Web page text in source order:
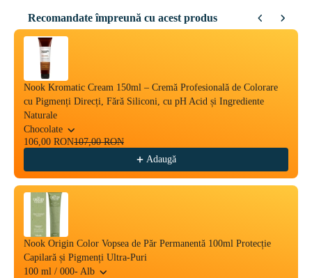
Recomandate împreună cu acest produs
Use the Previous and Next buttons to navigate through product
Nook Kromatic Cream 150ml – Cremă Profesională de Colorare
cu Pigmenți Direcți, Fără Siliconi, cu pH Acid și Ingrediente
Naturale
Chocolate
106,00 RON107,00 RON
Adaugă
Nook Origin Color Vopsea de Păr Permanentă 100ml Protecție
Capilară și Pigmenți Ultra-Puri
100 ml / 000- Alb